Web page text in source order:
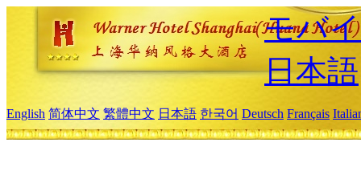
モバ
日本語
English 简体中文 繁體中文 日本語 한국어 Deutsch Français